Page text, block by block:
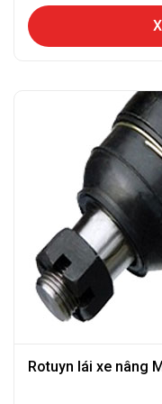
Rotuyn lái xe nâng